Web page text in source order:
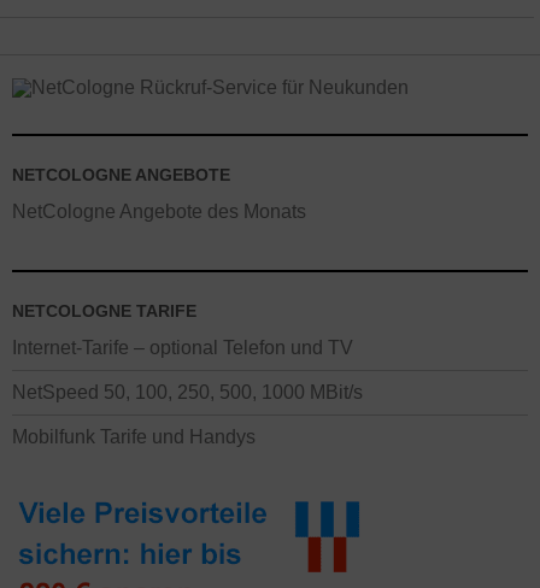
NETCOLOGNE ANGEBOTE
NetCologne Angebote des Monats
NETCOLOGNE TARIFE
Internet-Tarife – optional Telefon und TV
NetSpeed 50, 100, 250, 500, 1000 MBit/s
Mobilfunk Tarife und Handys